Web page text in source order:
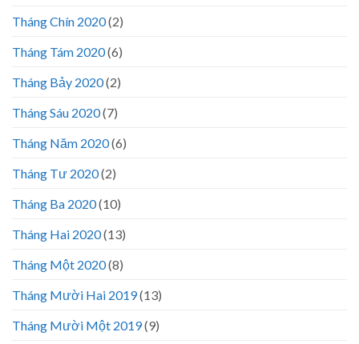
Tháng Chín 2020(2)
Tháng Tám 2020(6)
Tháng Bảy 2020(2)
Tháng Sáu 2020(7)
Tháng Năm 2020(6)
Tháng Tư 2020(2)
Tháng Ba 2020(10)
Tháng Hai 2020(13)
Tháng Một 2020(8)
Tháng Mười Hai 2019(13)
Tháng Mười Một 2019(9)